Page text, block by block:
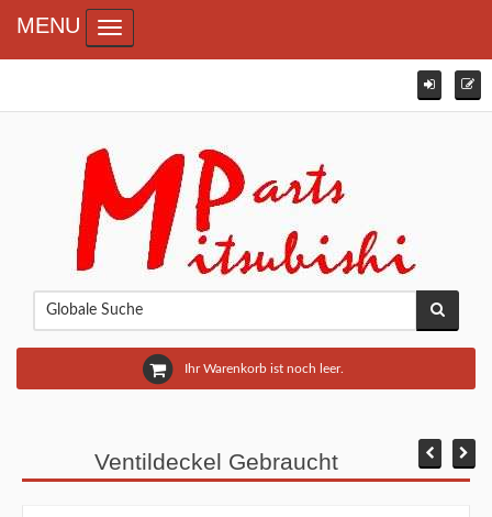
Ihr Warenkorb ist noch leer.
MENU Toggle navigation
Ventildeckel Gebraucht